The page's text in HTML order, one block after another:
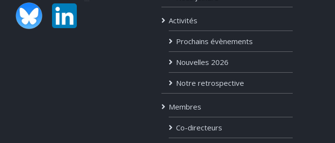
Activités
Prochains évènements
Nouvelles 2026
Notre retrospective
Membres
Co-directeurs